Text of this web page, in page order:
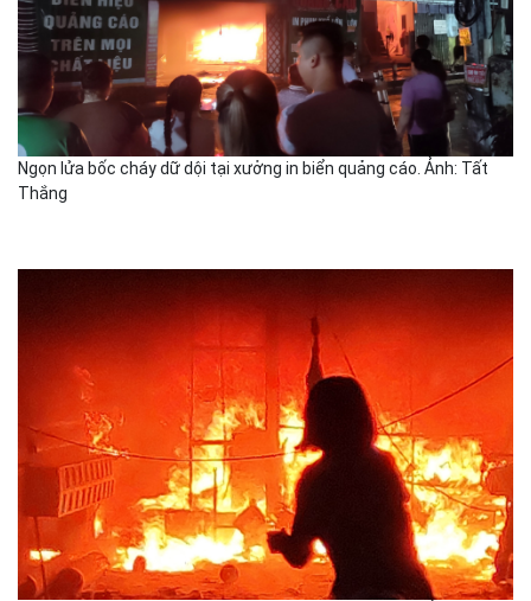
Ngọn lửa bốc cháy dữ dội tại xưởng in biển quảng cáo. Ảnh: Tất
Thắng